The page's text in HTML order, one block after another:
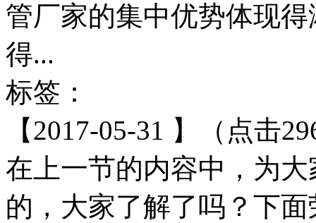
管厂家的集中优势体现
得...
标签：
【2017-05-31 】（点击
在上一节的内容中，为
的，大家了解了吗？下